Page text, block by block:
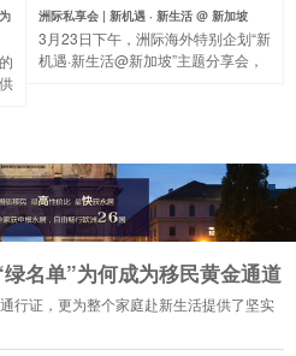
洲际私享会 | 新机遇 · 新生活 @ 新加坡
3月23日下午，洲际海外特别企划“新
机遇·新生活@新加坡”主题分享会，
名单”为何成为移民黄金通道
行证，更为整个家庭赴新生活提供了坚实